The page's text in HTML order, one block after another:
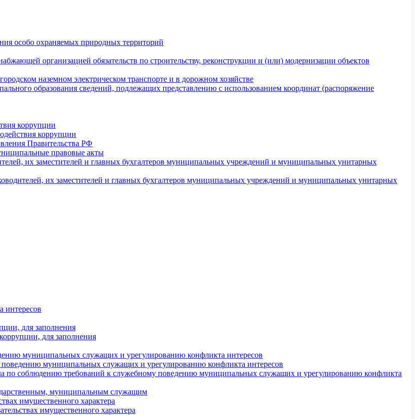
особо охраняемых природных территорий
организацией обязательств по строительству, реконструкции и (или) модернизации объектов
наземном электрическом транспорте и в дорожном хозяйстве
образования сведений, подлежащих представлению с использованием координат (распоряжение
коррупции
коррупции
Правительства РФ
правовые акты
их заместителей и главных бухгалтеров муниципальных учреждений и муниципальных унитарных
их заместителей и главных бухгалтеров муниципальных учреждений и муниципальных унитарных
интересов
для заполнения
для заполнения
муниципальных служащих и урегулированию конфликта интересов
муниципальных служащих и урегулированию конфликта интересов
соблюдению требований к служебному поведению муниципальных служащих и урегулированию конфликта
муниципальным служащим
имущественного характера
имущественного характера